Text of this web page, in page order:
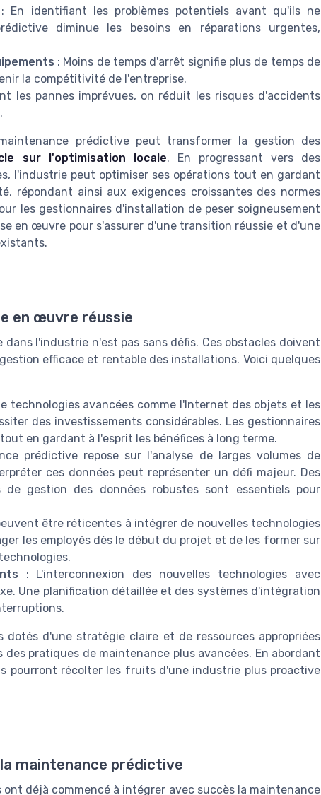
: En identifiant les problèmes potentiels avant qu'ils ne
diminue les besoins en réparations urgentes,
: Moins de temps d'arrêt signifie plus de temps de
la compétitivité de l'entreprise.
les pannes imprévues, on réduit les risques d'accidents
prédictive peut transformer la gestion des
sur l'optimisation locale. En progressant vers des
l'industrie peut optimiser ses opérations tout en gardant
répondant ainsi aux exigences croissantes des normes
les gestionnaires d'installation de peser soigneusement
en œuvre pour s'assurer d'une transition réussie et d'une
en œuvre réussie
l'industrie n'est pas sans défis. Ces obstacles doivent
efficace et rentable des installations. Voici quelques
technologies avancées comme l'Internet des objets et les
des investissements considérables. Les gestionnaires
en gardant à l'esprit les bénéfices à long terme.
prédictive repose sur l'analyse de larges volumes de
ces données peut représenter un défi majeur. Des
gestion des données robustes sont essentiels pour
être réticentes à intégrer de nouvelles technologies
les employés dès le début du projet et de les former sur
: L'interconnexion des nouvelles technologies avec
Une planification détaillée et des systèmes d'intégration
d'une stratégie claire et de ressources appropriées
pratiques de maintenance plus avancées. En abordant
pourront récolter les fruits d'une industrie plus proactive
maintenance prédictive
déjà commencé à intégrer avec succès la maintenance